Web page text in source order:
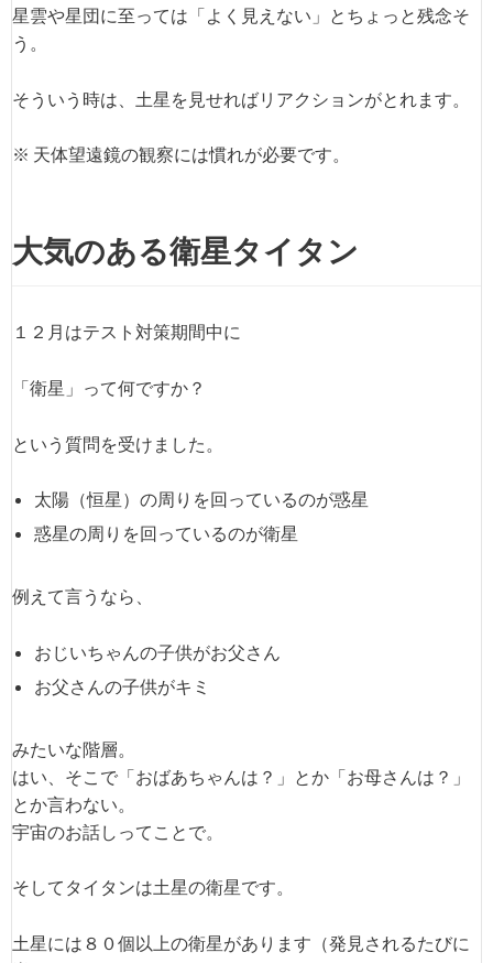
星雲や星団に至っては「よく見えない」とちょっと残念そ
う。
そういう時は、土星を見せればリアクションがとれます。
※ 天体望遠鏡の観察には慣れが必要です。
大気のある衛星タイタン
１２月はテスト対策期間中に
「衛星」って何ですか？
という質問を受けました。
太陽（恒星）の周りを回っているのが惑星
惑星の周りを回っているのが衛星
例えて言うなら、
おじいちゃんの子供がお父さん
お父さんの子供がキミ
みたいな階層。
はい、そこで「おばあちゃんは？」とか「お母さんは？」
とか言わない。
宇宙のお話しってことで。
そしてタイタンは土星の衛星です。
土星には８０個以上の衛星があります（発見されるたびに